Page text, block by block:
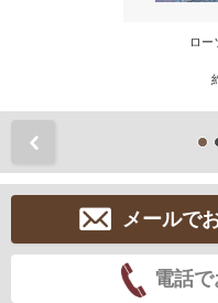
ロー
メールで
電話